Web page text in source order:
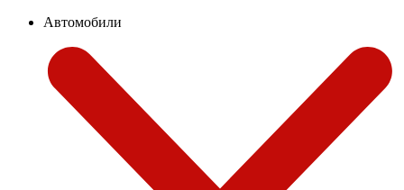
Автомобили